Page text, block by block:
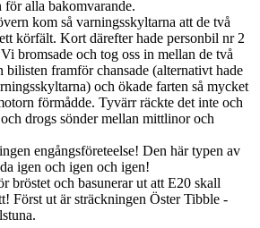
för alla bakomvarande.
kom så varningsskyltarna att de två
körfält. Kort därefter hade personbil nr 2
bromsade och tog oss in mellan de två
bilisten framför chansade (alternativt hade
och ökade farten så mycket
förmådde. Tyvärr räckte det inte och
drogs sönder mellan mittlinor och
engångsföreteelse! Den här typen av
igen och igen och igen!
bröstet och basunerar ut att E20 skall
Först ut är sträckningen Öster Tibble -